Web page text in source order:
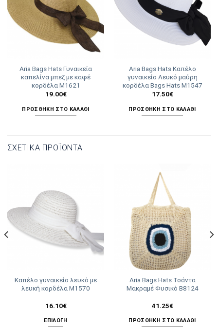
Aria Bags Hats Γυναικεία
καπελίνα μπεζ με καφέ
κορδέλα Μ1621
19.00€
ΠΡΟΣΘΉΚΗ ΣΤΟ ΚΑΛΆΘΙ
Aria Bags Hats Καπέλο
γυναικείο Λευκό μαύρη
κορδέλα Bags Hats Μ1547
17.50€
ΠΡΟΣΘΉΚΗ ΣΤΟ ΚΑΛΆΘΙ
ΣΧΕΤΙΚΆ ΠΡΟΪΌΝΤΑ
Καπέλο γυναικείο λευκό με
λευκή κορδέλα Μ1570
16.10€
ΕΠΙΛΟΓΉ
Aria Bags Hats Τσάντα
Μακραμέ Φυσικό Β8124
41.25€
ΠΡΟΣΘΉΚΗ ΣΤΟ ΚΑΛΆΘΙ